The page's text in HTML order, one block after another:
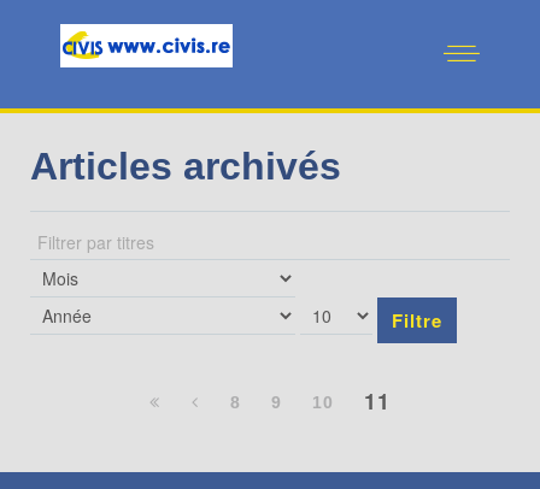
Articles archivés
Filtrer
par
titres
Filtre
8 9 10 11